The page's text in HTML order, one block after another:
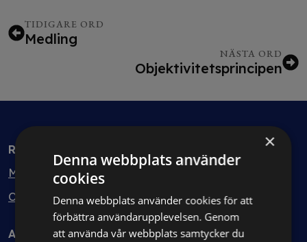
TIDIGARE ORD
Medling
NÄSTA ORD
Objektivitetsprincipen
Rådgivning
Min bolagsjurist
Ombud
Avtal
×
Denna webbplats använder
cookies
Denna webbplats använder cookies för att
förbättra användarupplevelsen. Genom
att använda vår webbplats samtycker du